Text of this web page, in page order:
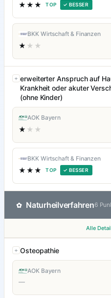
★★★ TOP ✓ BESSER
BKK Wirtschaft & Finanzen
★ ★★
erweiterter Anspruch auf
Krankheit oder akuter
(ohne Kinder)
AOK Bayern
★ ★★
BKK Wirtschaft & Finanzen
★★★ TOP ✓ BESSER
✿ Naturheilverfahren6
Alle
Osteopathie
AOK Bayern
—